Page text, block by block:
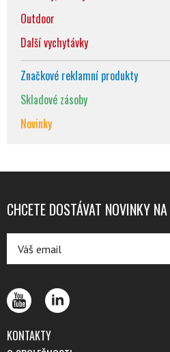
Outdoor
Další vychytávky
Značkové reklamní produkty
Skladové zásoby
Novinky
CHCETE DOSTÁVAT NOVINKY
KONTAKTY